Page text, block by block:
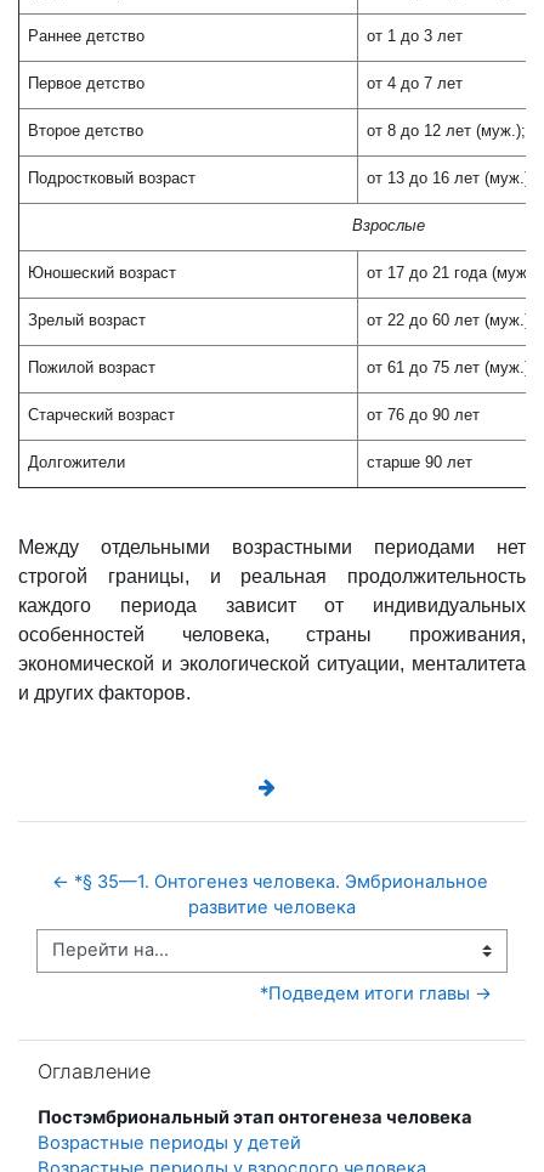
Раннее детство от 1 до 3 лет
Первое детство от 4 до 7 лет
Второе детство от 8 до 12 лет (муж.);
Подростковый возраст от 13 до 16 лет (муж.);
Взрослые
Юношеский возраст от 17 до 21 года
Зрелый возраст от 22 до 60 лет (муж.);
Пожилой возраст от 61 до 75 лет (муж.);
Старческий возраст от 76 до 90 лет
Долгожители старше 90 лет
Между отдельными возрастными периодами нет
строгой границы, и реальная продолжительность
каждого периода зависит от индивидуальных
особенностей человека, страны проживания,
экономической и экологической ситуации, менталитета
и других факторов.
← *§ 35—1. Онтогенез человека. Эмбриональное
развитие человека
Перейти на...
*Подведем итоги главы →
Оглавление
Постэмбриональный этап онтогенеза человека
Возрастные периоды у детей